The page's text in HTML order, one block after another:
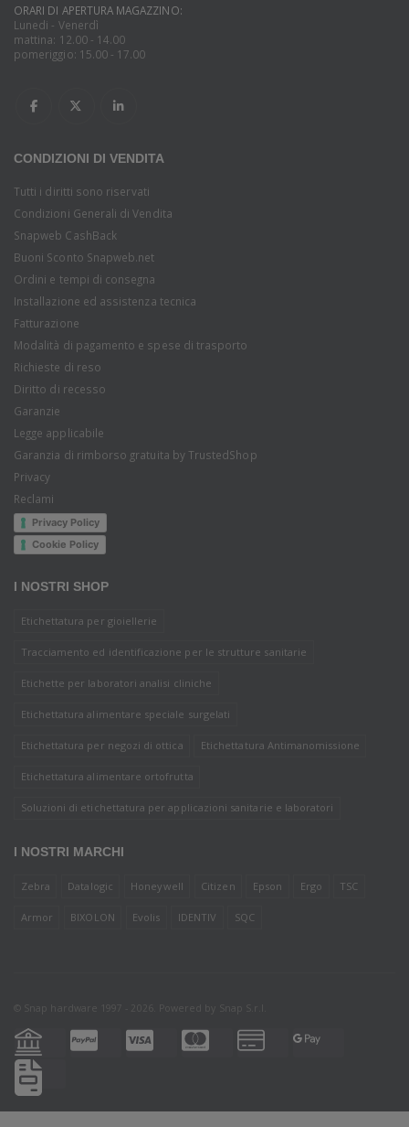
ORARI DI APERTURA MAGAZZINO:
Lunedi - Venerdì
mattina: 12.00 - 14.00
pomeriggio: 15.00 - 17.00
CONDIZIONI DI VENDITA
Tutti i diritti sono riservati
Condizioni Generali di Vendita
Snapweb CashBack
Buoni Sconto Snapweb.net
Ordini e tempi di consegna
Installazione ed assistenza tecnica
Fatturazione
Modalità di pagamento e spese di trasporto
Richieste di reso
Diritto di recesso
Garanzie
Legge applicabile
Garanzia di rimborso gratuita by TrustedShop
Privacy
Reclami
Privacy Policy
Cookie Policy
I NOSTRI SHOP
Etichettatura per gioiellerie
Tracciamento ed identificazione per le strutture sanitarie
Etichette per laboratori analisi cliniche
Etichettatura alimentare speciale surgelati
Etichettatura per negozi di ottica Etichettatura Antimanomissione
Etichettatura alimentare ortofrutta
Soluzioni di etichettatura per applicazioni sanitarie e laboratori
I NOSTRI MARCHI
Zebra Datalogic Honeywell Citizen Epson Ergo TSC
Armor BIXOLON Evolis IDENTIV SQC
© Snap hardware 1997 - 2026. Powered by Snap S.r.l.